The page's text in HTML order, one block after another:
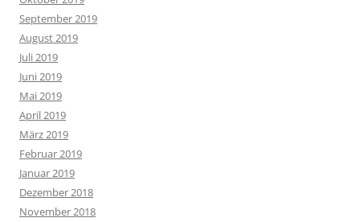
September 2019
August 2019
Juli 2019
Juni 2019
Mai 2019
April 2019
März 2019
Februar 2019
Januar 2019
Dezember 2018
November 2018